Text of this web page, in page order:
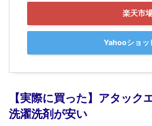
楽天市
Yahooショッ
【実際に買った】アタック
洗濯洗剤が安い